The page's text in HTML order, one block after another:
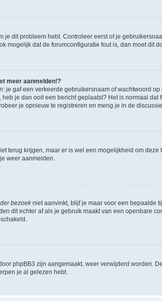
je dit probleem hebt. Controleer eerst of je
mogelijk dat de forumconfiguratie fout is, dan moet dit
meer aanmelden!?
je gaf een verkeerde gebruikersnaam of wachtwoord
je dan ooit een bericht geplaatst? Het is normaal
je opnieuw te registreren en meng je in de
terug krijgen, maar er is wel een mogelijkheid om
weer aanmelden.
bezoekniet aanvinkt, blijf je maar voor een bepaalde
dit echter af als je gebruik maakt van een openbare
phpBB3 zijn aangemaakt, weer verwijderd
je al gelezen hebt.